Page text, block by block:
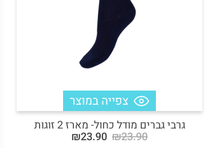
גרבי גברים מודל כחול- מארז 2 זוגות
₪23.90
₪23.90